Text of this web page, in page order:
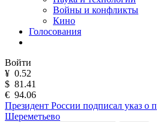
Войны и конфликты
Кино
Голосования
Войти
¥ 0.52
$ 81.41
€ 94.06
Президент России подписал указ о
Шереметьево